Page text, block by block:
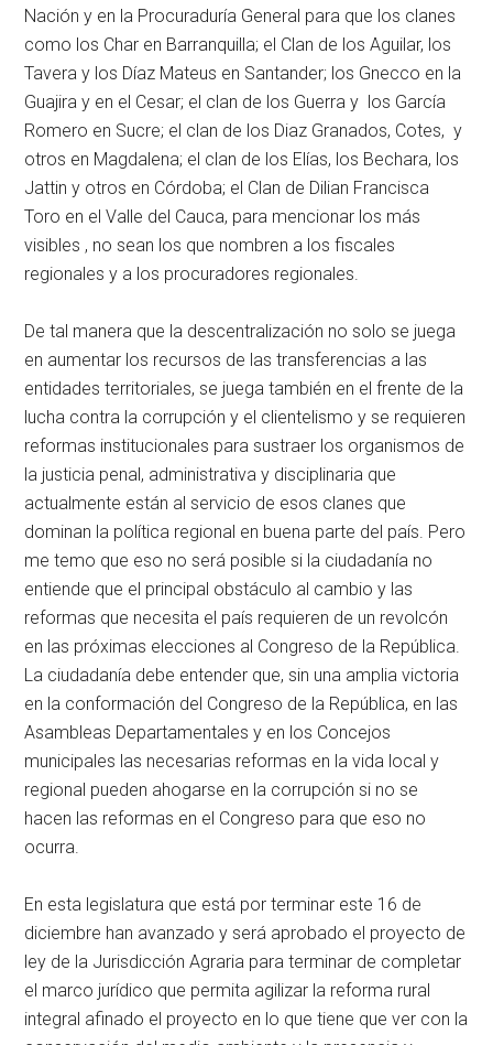
Nación y en la Procuraduría General para que los clanes
como los Char en Barranquilla; el Clan de los Aguilar, los
Tavera y los Díaz Mateus en Santander; los Gnecco en la
Guajira y en el Cesar; el clan de los Guerra y los García
Romero en Sucre; el clan de los Diaz Granados, Cotes, y
otros en Magdalena; el clan de los Elías, los Bechara, los
Jattin y otros en Córdoba; el Clan de Dilian Francisca
Toro en el Valle del Cauca, para mencionar los más
visibles , no sean los que nombren a los fiscales
regionales y a los procuradores regionales.
De tal manera que la descentralización no solo se juega
en aumentar los recursos de las transferencias a las
entidades territoriales, se juega también en el frente de la
lucha contra la corrupción y el clientelismo y se requieren
reformas institucionales para sustraer los organismos de
la justicia penal, administrativa y disciplinaria que
actualmente están al servicio de esos clanes que
dominan la política regional en buena parte del país. Pero
me temo que eso no será posible si la ciudadanía no
entiende que el principal obstáculo al cambio y las
reformas que necesita el país requieren de un revolcón
en las próximas elecciones al Congreso de la República.
La ciudadanía debe entender que, sin una amplia victoria
en la conformación del Congreso de la República, en las
Asambleas Departamentales y en los Concejos
municipales las necesarias reformas en la vida local y
regional pueden ahogarse en la corrupción si no se
hacen las reformas en el Congreso para que eso no
ocurra.
En esta legislatura que está por terminar este 16 de
diciembre han avanzado y será aprobado el proyecto de
ley de la Jurisdicción Agraria para terminar de completar
el marco jurídico que permita agilizar la reforma rural
integral afinado el proyecto en lo que tiene que ver con la